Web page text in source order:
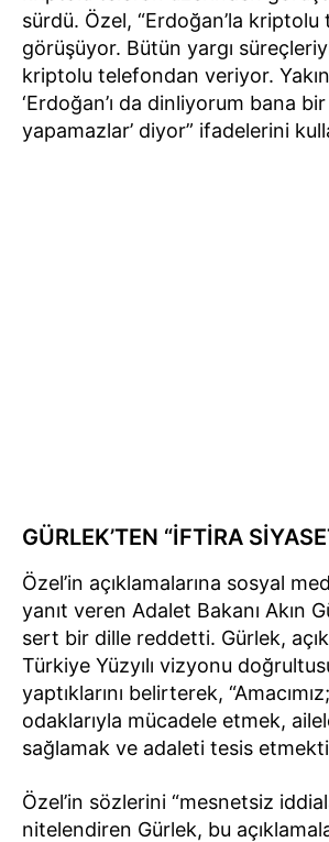
sürdü. Özel, “Erdoğan’la
görüşüyor. Bütün yargı
kriptolu telefondan veriyor.
‘Erdoğan’ı da dinliyorum bana
yapamazlar’ diyor” ifadelerini
GÜRLEK’TEN “İFTİRA
Özel’in açıklamalarına sosyal
yanıt veren Adalet Bakanı Akın
sert bir dille reddetti. Gürlek,
Türkiye Yüzyılı vizyonu
yaptıklarını belirterek,
odaklarıyla mücadele etmek,
sağlamak ve adaleti tesis
Özel’in sözlerini “mesnetsiz
nitelendiren Gürlek, bu